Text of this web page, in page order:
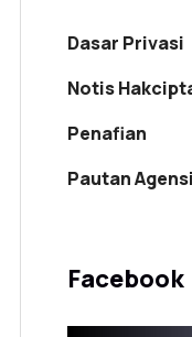
Dasar Privasi
Notis
Penafian
Pautan Agensi
Facebook